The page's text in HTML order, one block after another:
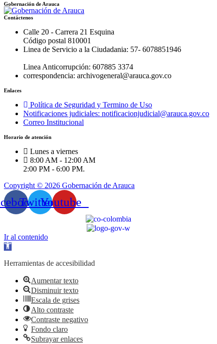
Gobernación de Arauca
Contáctenos
Calle 20 - Carrera 21 Esquina
Código postal 810001
Linea de Servicio a la Ciudadania: 57- 6078851946
Linea Anticorrupción: 607885 3374
correspondencia: archivogeneral@arauca.gov.co
Enlaces
Política de Seguridad y Termino de Uso
Notificaciones judiciales: notificacionjudicial@arauca.gov.co
Correo Institucional
Horario de atención
Lunes a viernes
8:00 AM - 12:00 AM
2:00 PM - 6:00 PM.
Copyright © 2026 Gobernación de Arauca
TwitterYoutube
Ir al contenido
Abrir
de
Herramientas de accesibilidad
Aumentar texto
Disminuir texto
Escala de grises
Alto contraste
Contraste negativo
Fondo claro
Subrayar enlaces